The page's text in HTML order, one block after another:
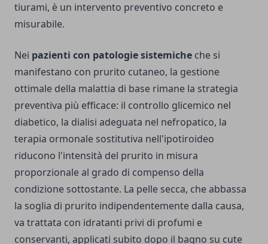
tiurami, è un intervento preventivo concreto e
misurabile.
Nei pazienti con patologie sistemiche che si
manifestano con prurito cutaneo, la gestione
ottimale della malattia di base rimane la strategia
preventiva più efficace: il controllo glicemico nel
diabetico, la dialisi adeguata nel nefropatico, la
terapia ormonale sostitutiva nell'ipotiroideo
riducono l'intensità del prurito in misura
proporzionale al grado di compenso della
condizione sottostante. La pelle secca, che abbassa
la soglia di prurito indipendentemente dalla causa,
va trattata con idratanti privi di profumi e
conservanti, applicati subito dopo il bagno su cute